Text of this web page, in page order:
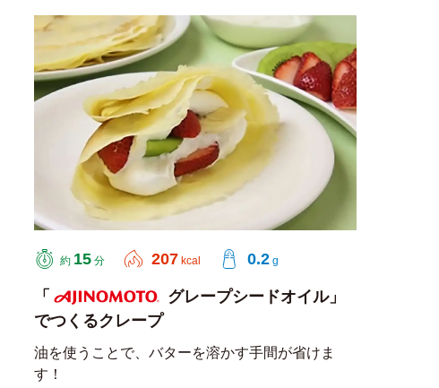
約 15 分 207 kcal 0.2 g
「
AJINOMOTO
グレープシードオイル」
でつくるクレープ
油を使うことで、バターを溶かす手間が省けま
す！